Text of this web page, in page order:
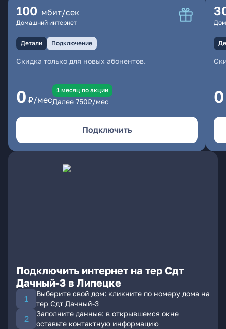
100 мбит/сек
Домашний интернет
Детали Подключение
Скидка только для новых абонентов.
0 ₽/мес
1 месяц по акции
Далее 750₽/мес
Подключить
0
Подключить интернет на тер Сдт
Дачный-3 в Липецке
Выберите свой дом: кликните по номеру дома на
тер Сдт Дачный-3
Заполните данные: в открывшемся окне
оставьте контактную информацию